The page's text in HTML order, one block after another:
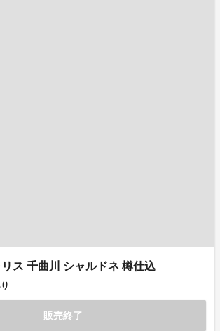
ス 千曲川 シャルドネ 樽仕込
販売終了